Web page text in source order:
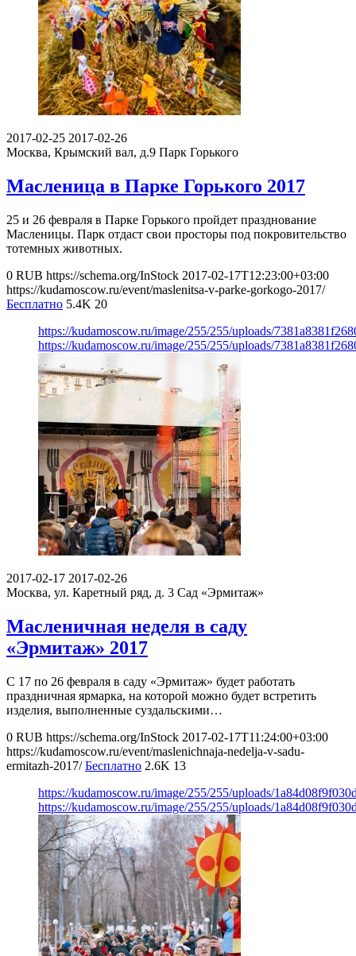
2017-02-25 2017-02-26
Москва, Крымский вал, д.9 Парк Горького
Масленица в Парке Горького 2017
25 и 26 февраля в Парке Горького пройдет празднование
Масленицы. Парк отдаст свои просторы под покровительство
тотемных животных.
0 RUB https://schema.org/InStock 2017-02-17T12:23:00+03:00
https://kudamoscow.ru/event/maslenitsa-v-parke-gorkogo-2017/
Бесплатно 5.4K 20
https://kudamoscow.ru/image/255/255/uploads/
https://kudamoscow.ru/image/255/255/uploads/
2017-02-17 2017-02-26
Москва, ул. Каретный ряд, д. 3 Сад «Эрмитаж»
Масленичная неделя в саду
«Эрмитаж» 2017
С 17 по 26 февраля в саду «Эрмитаж» будет работать
праздничная ярмарка, на которой можно будет встретить
изделия, выполненные суздальскими…
0 RUB https://schema.org/InStock 2017-02-17T11:24:00+03:00
https://kudamoscow.ru/event/maslenichnaja-nedelja-v-sadu-
ermitazh-2017/ Бесплатно 2.6K 13
https://kudamoscow.ru/image/255/255/uploads/
https://kudamoscow.ru/image/255/255/uploads/